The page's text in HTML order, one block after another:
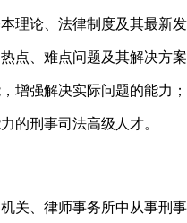
理论、法律制度及其最新
点、难点问题及其解决方
增强解决实际问题的能力；
的刑事司法高级人才。
关、律师事务所中从事刑